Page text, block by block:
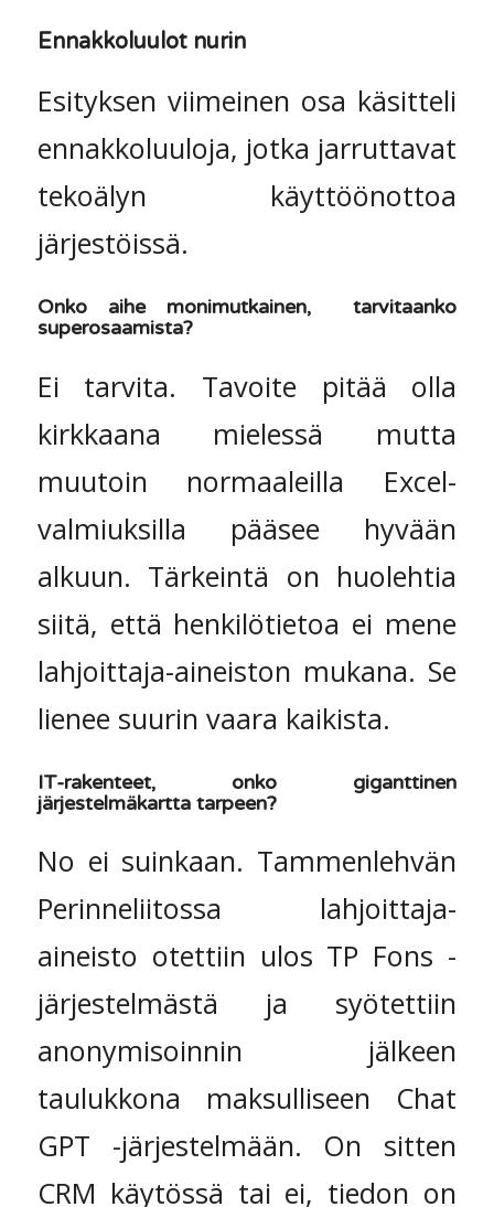
Ennakkoluulot nurin
Esityksen viimeinen osa käsitteli
ennakkoluuloja, jotka jarruttavat
tekoälyn käyttöönottoa
järjestöissä.
Onko aihe monimutkainen, tarvitaanko
superosaamista?
Ei tarvita. Tavoite pitää olla
kirkkaana mielessä mutta
muutoin normaaleilla Excel-
valmiuksilla pääsee hyvään
alkuun. Tärkeintä on huolehtia
siitä, että henkilötietoa ei mene
lahjoittaja-aineiston mukana. Se
lienee suurin vaara kaikista.
IT-rakenteet, onko giganttinen
järjestelmäkartta tarpeen?
No ei suinkaan. Tammenlehvän
Perinneliitossa lahjoittaja-
aineisto otettiin ulos TP Fons -
järjestelmästä ja syötettiin
anonymisoinnin jälkeen
taulukkona maksulliseen Chat
GPT -järjestelmään. On sitten
CRM käytössä tai ei, tiedon on